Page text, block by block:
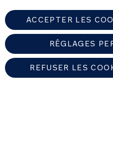
ACCEPTER LES
RÉGLAGES
REFUSER LES